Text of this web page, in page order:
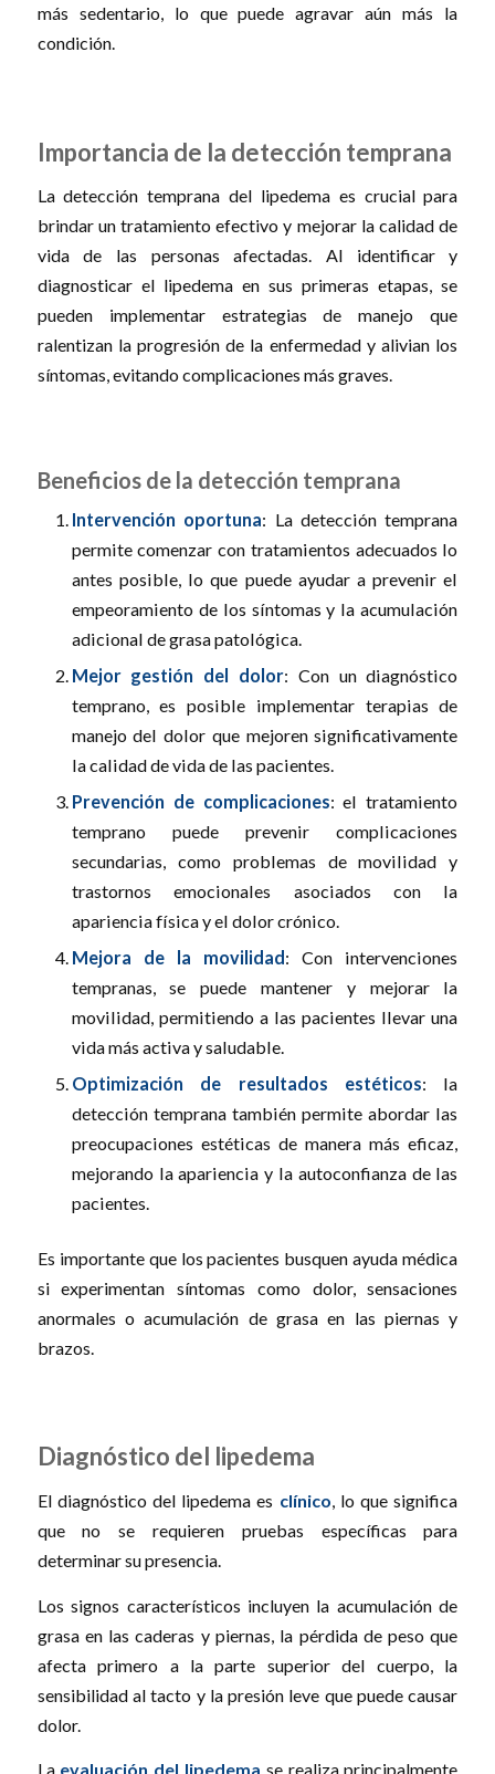
más sedentario, lo que puede agravar aún más la
condición.
Importancia de la detección temprana
La detección temprana del lipedema es crucial para
brindar un tratamiento efectivo y mejorar la calidad de
vida de las personas afectadas. Al identificar y
diagnosticar el lipedema en sus primeras etapas, se
pueden implementar estrategias de manejo que
ralentizan la progresión de la enfermedad y alivian los
síntomas, evitando complicaciones más graves.
Beneficios de la detección temprana
Intervención oportuna: La detección temprana
permite comenzar con tratamientos adecuados lo
antes posible, lo que puede ayudar a prevenir el
empeoramiento de los síntomas y la acumulación
adicional de grasa patológica.
Mejor gestión del dolor: Con un diagnóstico
temprano, es posible implementar terapias de
manejo del dolor que mejoren significativamente
la calidad de vida de las pacientes.
Prevención de complicaciones: el tratamiento
temprano puede prevenir complicaciones
secundarias, como problemas de movilidad y
trastornos emocionales asociados con la
apariencia física y el dolor crónico.
Mejora de la movilidad: Con intervenciones
tempranas, se puede mantener y mejorar la
movilidad, permitiendo a las pacientes llevar una
vida más activa y saludable.
Optimización de resultados estéticos: la
detección temprana también permite abordar las
preocupaciones estéticas de manera más eficaz,
mejorando la apariencia y la autoconfianza de las
pacientes.
Es importante que los pacientes busquen ayuda médica
si experimentan síntomas como dolor, sensaciones
anormales o acumulación de grasa en las piernas y
brazos.
Diagnóstico del lipedema
El diagnóstico del lipedema es clínico, lo que significa
que no se requieren pruebas específicas para
determinar su presencia.
Los signos característicos incluyen la acumulación de
grasa en las caderas y piernas, la pérdida de peso que
afecta primero a la parte superior del cuerpo, la
sensibilidad al tacto y la presión leve que puede causar
dolor.
La evaluación del lipedema se realiza principalmente